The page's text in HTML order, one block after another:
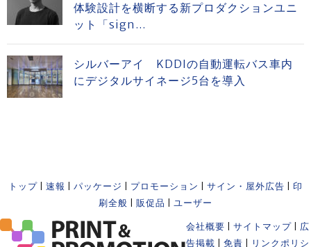
体験設計を横断する新プロダクションユニ
ット「sign...
シルバーアイ KDDIの自動運転バス車内
にデジタルサイネージ5台を導入
トップ 速報 パッケージ プロモーション サイン・屋外広告
印
刷全般
販促品 ユーザー
会社概要 サイトマップ
広
告掲載
免責 リンクポリシ